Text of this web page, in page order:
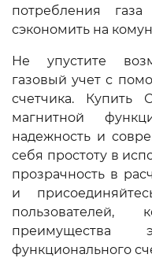
потребления
сэкономить на
Не упустите
газовый учет с
счетчика. Купить
магнитной
надежность и
себя простоту в
прозрачность в
и
преимущества
функционального